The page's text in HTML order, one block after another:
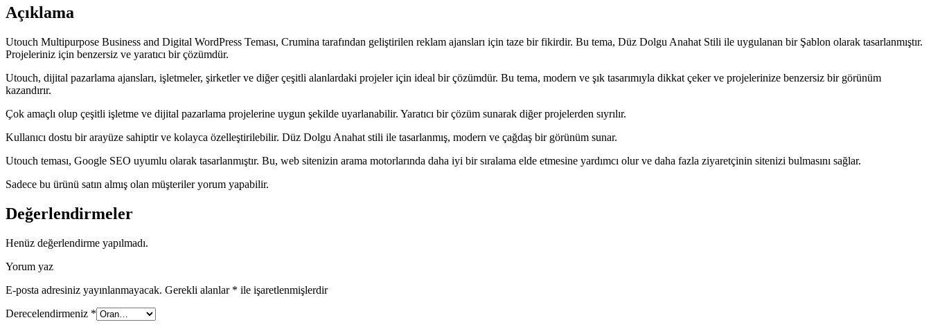
Açıklama
Utouch Multipurpose Business and Digital WordPress Teması, Crumina tarafından geliştirilen reklam ajansları için taze bir fikirdir. Bu tema, Düz Dolgu Anahat Stili ile uygulanan bir Şablon olarak tasarlanmıştır.
Projeleriniz için benzersiz ve yaratıcı bir çözümdür.
Utouch, dijital pazarlama ajansları, işletmeler, şirketler ve diğer çeşitli alanlardaki projeler için ideal bir çözümdür. Bu tema, modern ve şık tasarımıyla dikkat çeker ve projelerinize benzersiz bir görünüm
kazandırır.
Çok amaçlı olup çeşitli işletme ve dijital pazarlama projelerine uygun şekilde uyarlanabilir. Yaratıcı bir çözüm sunarak diğer projelerden sıyrılır.
Kullanıcı dostu bir arayüze sahiptir ve kolayca özelleştirilebilir. Düz Dolgu Anahat stili ile tasarlanmış, modern ve çağdaş bir görünüm sunar.
Utouch teması, Google SEO uyumlu olarak tasarlanmıştır. Bu, web sitenizin arama motorlarında daha iyi bir sıralama elde etmesine yardımcı olur ve daha fazla ziyaretçinin sitenizi bulmasını sağlar.
Sadece bu ürünü satın almış olan müşteriler yorum yapabilir.
Değerlendirmeler
Henüz değerlendirme yapılmadı.
Yorum yaz
E-posta adresiniz yayınlanmayacak. Gerekli alanlar * ile işaretlenmişlerdir
Derecelendirmeniz *